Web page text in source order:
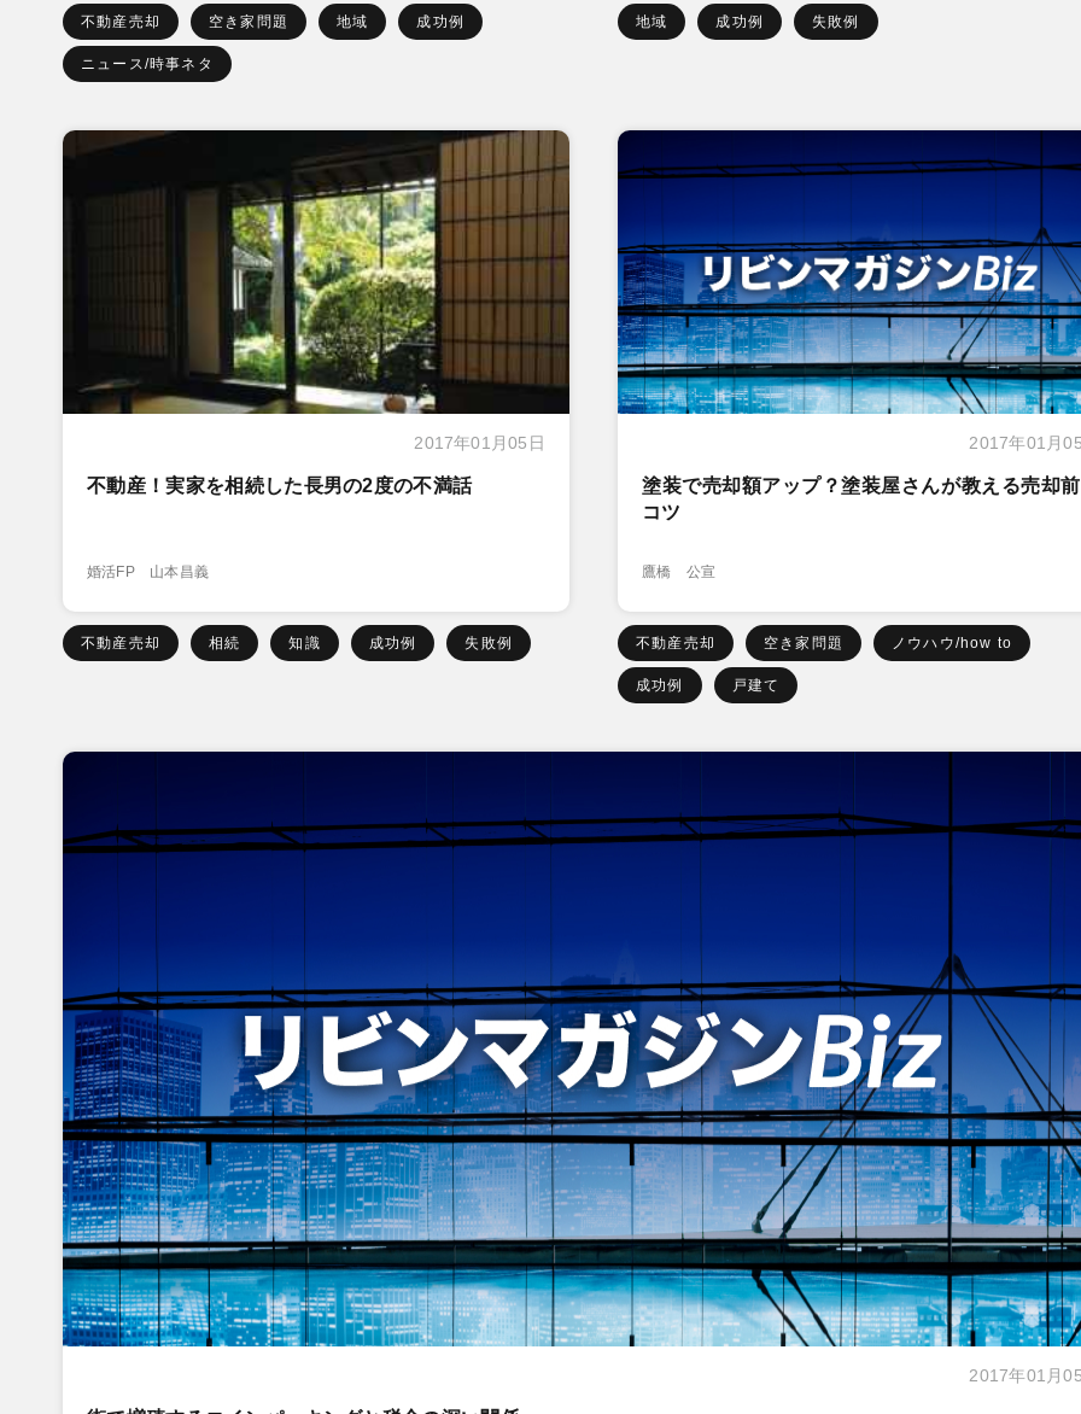
不動産売却 空き家問題 地域 成功例
ニュース/時事ネタ
地域 成功例 失敗例
2017年01月05日
不動産！実家を相続した長男の2度の不満話
婚活FP 山本昌義
不動産売却 相続 知識 成功例 失敗例
2017年01月
塗装で売却額アップ？塗装屋さんが教える売却
コツ
鷹橋 公宣
不動産売却 空き家問題 ノウハウ/how to
成功例 戸建て
2017年01月